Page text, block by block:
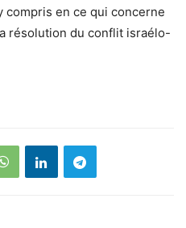
compris en ce qui concerne
résolution du conflit israélo-